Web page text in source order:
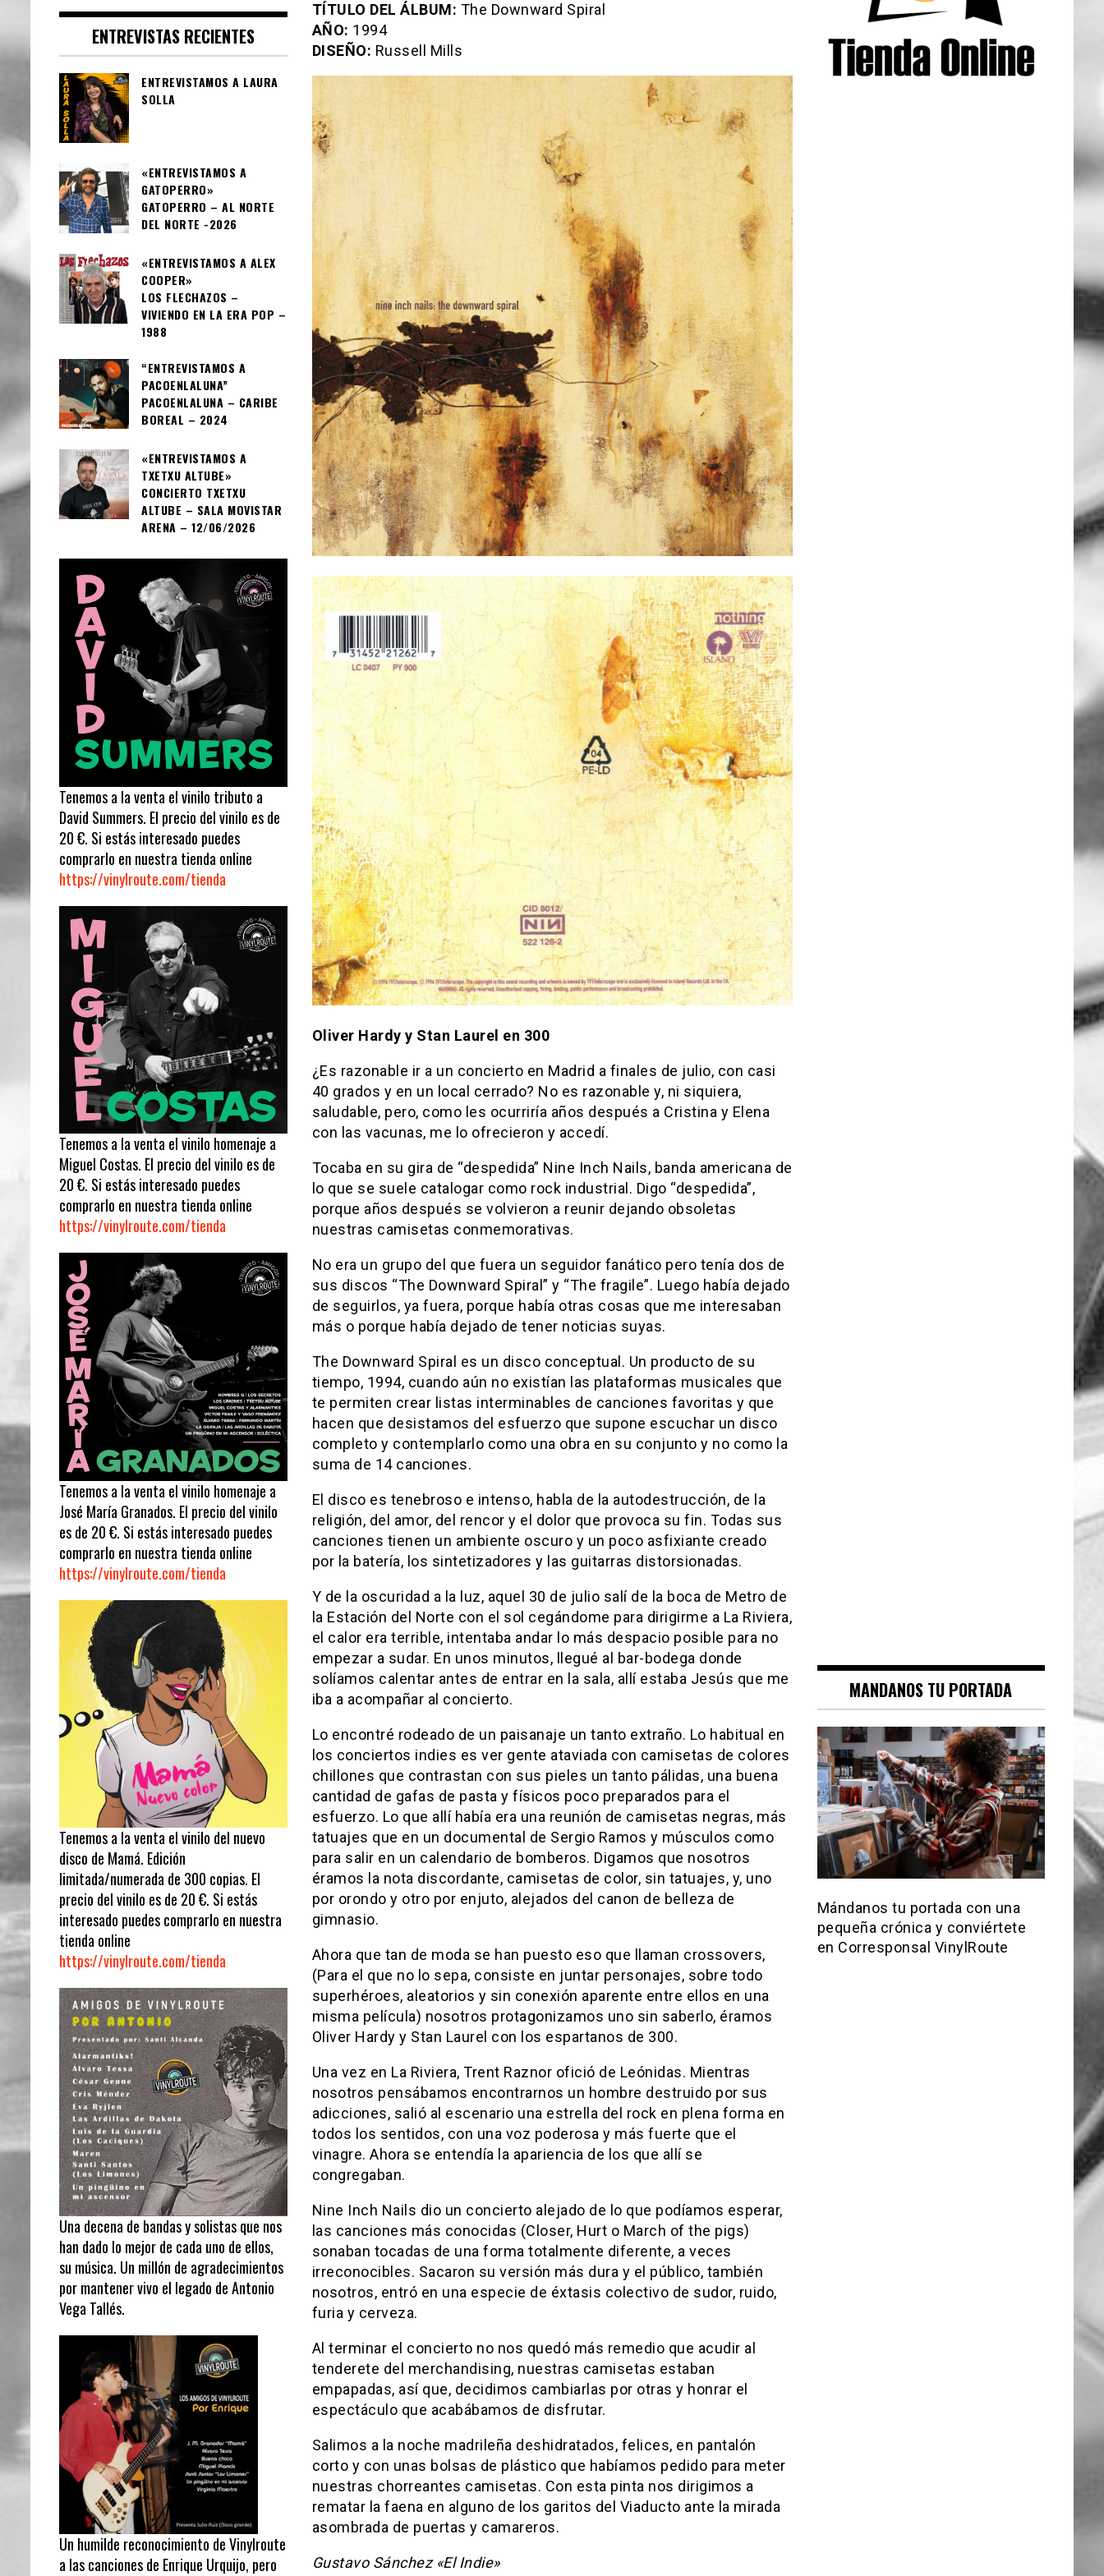
TÍTULO DEL ÁLBUM: The Downward Spiral
AÑO: 1994
DISEÑO: Russell Mills
Oliver Hardy y Stan Laurel en 300
¿Es razonable ir a un concierto en Madrid a finales de julio, con casi
40 grados y en un local cerrado? No es razonable y, ni siquiera,
saludable, pero, como les ocurriría años después a Cristina y Elena
con las vacunas, me lo ofrecieron y accedí.
Tocaba en su gira de “despedida” Nine Inch Nails, banda americana de
lo que se suele catalogar como rock industrial. Digo “despedida”,
porque años después se volvieron a reunir dejando obsoletas
nuestras camisetas conmemorativas.
No era un grupo del que fuera un seguidor fanático pero tenía dos de
sus discos “The Downward Spiral” y “The fragile”. Luego había dejado
de seguirlos, ya fuera, porque había otras cosas que me interesaban
más o porque había dejado de tener noticias suyas.
The Downward Spiral es un disco conceptual. Un producto de su
tiempo, 1994, cuando aún no existían las plataformas musicales que
te permiten crear listas interminables de canciones favoritas y que
hacen que desistamos del esfuerzo que supone escuchar un disco
completo y contemplarlo como una obra en su conjunto y no como la
suma de 14 canciones.
El disco es tenebroso e intenso, habla de la autodestrucción, de la
religión, del amor, del rencor y el dolor que provoca su fin. Todas sus
canciones tienen un ambiente oscuro y un poco asfixiante creado
por la batería, los sintetizadores y las guitarras distorsionadas.
Y de la oscuridad a la luz, aquel 30 de julio salí de la boca de Metro de
la Estación del Norte con el sol cegándome para dirigirme a La Riviera,
el calor era terrible, intentaba andar lo más despacio posible para no
empezar a sudar. En unos minutos, llegué al bar-bodega donde
solíamos calentar antes de entrar en la sala, allí estaba Jesús que me
iba a acompañar al concierto.
Lo encontré rodeado de un paisanaje un tanto extraño. Lo habitual en
los conciertos indies es ver gente ataviada con camisetas de colores
chillones que contrastan con sus pieles un tanto pálidas, una buena
cantidad de gafas de pasta y físicos poco preparados para el
esfuerzo. Lo que allí había era una reunión de camisetas negras, más
tatuajes que en un documental de Sergio Ramos y músculos como
para salir en un calendario de bomberos. Digamos que nosotros
éramos la nota discordante, camisetas de color, sin tatuajes, y, uno
por orondo y otro por enjuto, alejados del canon de belleza de
gimnasio.
Ahora que tan de moda se han puesto eso que llaman crossovers,
(Para el que no lo sepa, consiste en juntar personajes, sobre todo
superhéroes, aleatorios y sin conexión aparente entre ellos en una
misma película) nosotros protagonizamos uno sin saberlo, éramos
Oliver Hardy y Stan Laurel con los espartanos de 300.
Una vez en La Riviera, Trent Raznor ofició de Leónidas. Mientras
nosotros pensábamos encontrarnos un hombre destruido por sus
adicciones, salió al escenario una estrella del rock en plena forma en
todos los sentidos, con una voz poderosa y más fuerte que el
vinagre. Ahora se entendía la apariencia de los que allí se
congregaban.
Nine Inch Nails dio un concierto alejado de lo que podíamos esperar,
las canciones más conocidas (Closer, Hurt o March of the pigs)
sonaban tocadas de una forma totalmente diferente, a veces
irreconocibles. Sacaron su versión más dura y el público, también
nosotros, entró en una especie de éxtasis colectivo de sudor, ruido,
furia y cerveza.
Al terminar el concierto no nos quedó más remedio que acudir al
tenderete del merchandising, nuestras camisetas estaban
empapadas, así que, decidimos cambiarlas por otras y honrar el
espectáculo que acabábamos de disfrutar.
Salimos a la noche madrileña deshidratados, felices, en pantalón
corto y con unas bolsas de plástico que habíamos pedido para meter
nuestras chorreantes camisetas. Con esta pinta nos dirigimos a
rematar la faena en alguno de los garitos del Viaducto ante la mirada
asombrada de puertas y camareros.
Gustavo Sánchez «El Indie»
ENTREVISTAS RECIENTES
ENTREVISTAMOS A LAURA
SOLLA
«ENTREVISTAMOS A
GATOPERRO»
GATOPERRO – AL NORTE
DEL NORTE -2026
«ENTREVISTAMOS A ALEX
COOPER»
LOS FLECHAZOS –
VIVIENDO EN LA ERA POP –
1988
“ENTREVISTAMOS A
PACOENLALUNA”
PACOENLALUNA – CARIBE
BOREAL – 2024
«ENTREVISTAMOS A
TXETXU ALTUBE»
CONCIERTO TXETXU
ALTUBE – SALA MOVISTAR
ARENA – 12/06/2026
Tenemos a la venta el vinilo tributo a
David Summers. El precio del vinilo es de
20 €. Si estás interesado puedes
comprarlo en nuestra tienda online
https://vinylroute.com/tienda
Tenemos a la venta el vinilo homenaje a
Miguel Costas. El precio del vinilo es de
20 €. Si estás interesado puedes
comprarlo en nuestra tienda online
https://vinylroute.com/tienda
Tenemos a la venta el vinilo homenaje a
José María Granados. El precio del vinilo
es de 20 €. Si estás interesado puedes
comprarlo en nuestra tienda online
https://vinylroute.com/tienda
Tenemos a la venta el vinilo del nuevo
disco de Mamá. Edición
limitada/numerada de 300 copias. El
precio del vinilo es de 20 €. Si estás
interesado puedes comprarlo en nuestra
tienda online
https://vinylroute.com/tienda
Una decena de bandas y solistas que nos
han dado lo mejor de cada uno de ellos,
su música. Un millón de agradecimientos
por mantener vivo el legado de Antonio
Vega Tallés.
Un humilde reconocimiento de Vinylroute
a las canciones de Enrique Urquijo, pero
MANDANOS TU PORTADA
Mándanos tu portada con una
pequeña crónica y conviértete
en Corresponsal VinylRoute